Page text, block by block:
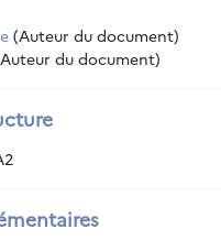
(Auteur du document)
du document)